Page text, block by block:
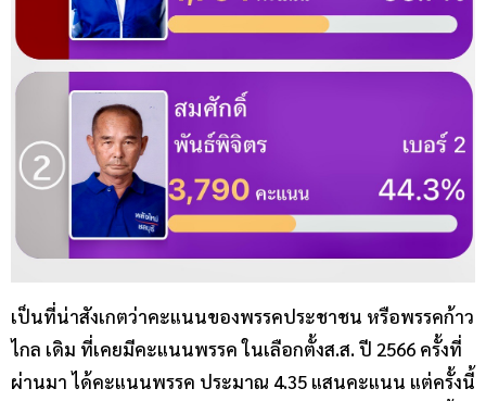
เป็นที่น่าสังเกตว่าคะแนนของพรรคประชาชน หรือพรรคก้าว
ไกล เดิม ที่เคยมีคะแนนพรรค ในเลือกตั้งส.ส. ปี 2566 ครั้งที่
ผ่านมา ได้คะแนนพรรค ประมาณ 4.35 แสนคะแนน แต่ครั้งนี้